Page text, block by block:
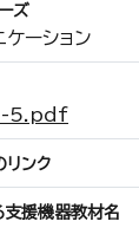
ズ
ケーション
5.pdf
リンク
支援機器教材名